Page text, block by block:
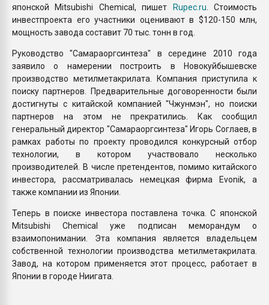
японской Mitsubishi Chemical, пишет Rupec.ru . Стоимость
инвестпроекта его участники оценивают в $120-150 млн,
мощность завода составит 70 тыс. тонн в год.
Руководство "Самараоргсинтеза" в середине 2010 года
заявило о намерении построить в Новокуйбышевске
производство метилметакрилата. Компания приступила к
поиску партнеров. Предварительные договоренности были
достигнуты с китайской компанией "Чжунмэн", но поиски
партнеров на этом не прекратились. Как сообщил
генеральный директор "Самараоргсинтеза" Игорь Соглаев, в
рамках работы по проекту проводился конкурсный отбор
технологии, в котором участвовало несколько
производителей. В числе претендентов, помимо китайского
инвестора, рассматривалась немецкая фирма Evonik, а
также компании из Японии.
Теперь в поиске инвестора поставлена точка. С японской
Mitsubishi Chemical уже подписан меморандум о
взаимопонимании. Эта компания является владельцем
собственной технологии производства метилметакрилата.
Завод, на котором применяется этот процесс, работает в
Японии в городе Ниигата.